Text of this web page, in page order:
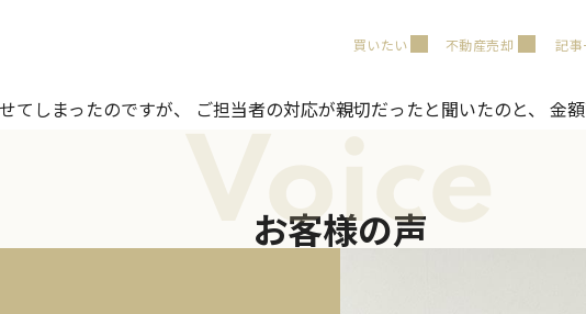
買いたい 不動産売却 記
てしまったのですが、 ご担当者の対応が親切だったと聞いたのと、 金
Voice
お客様の声